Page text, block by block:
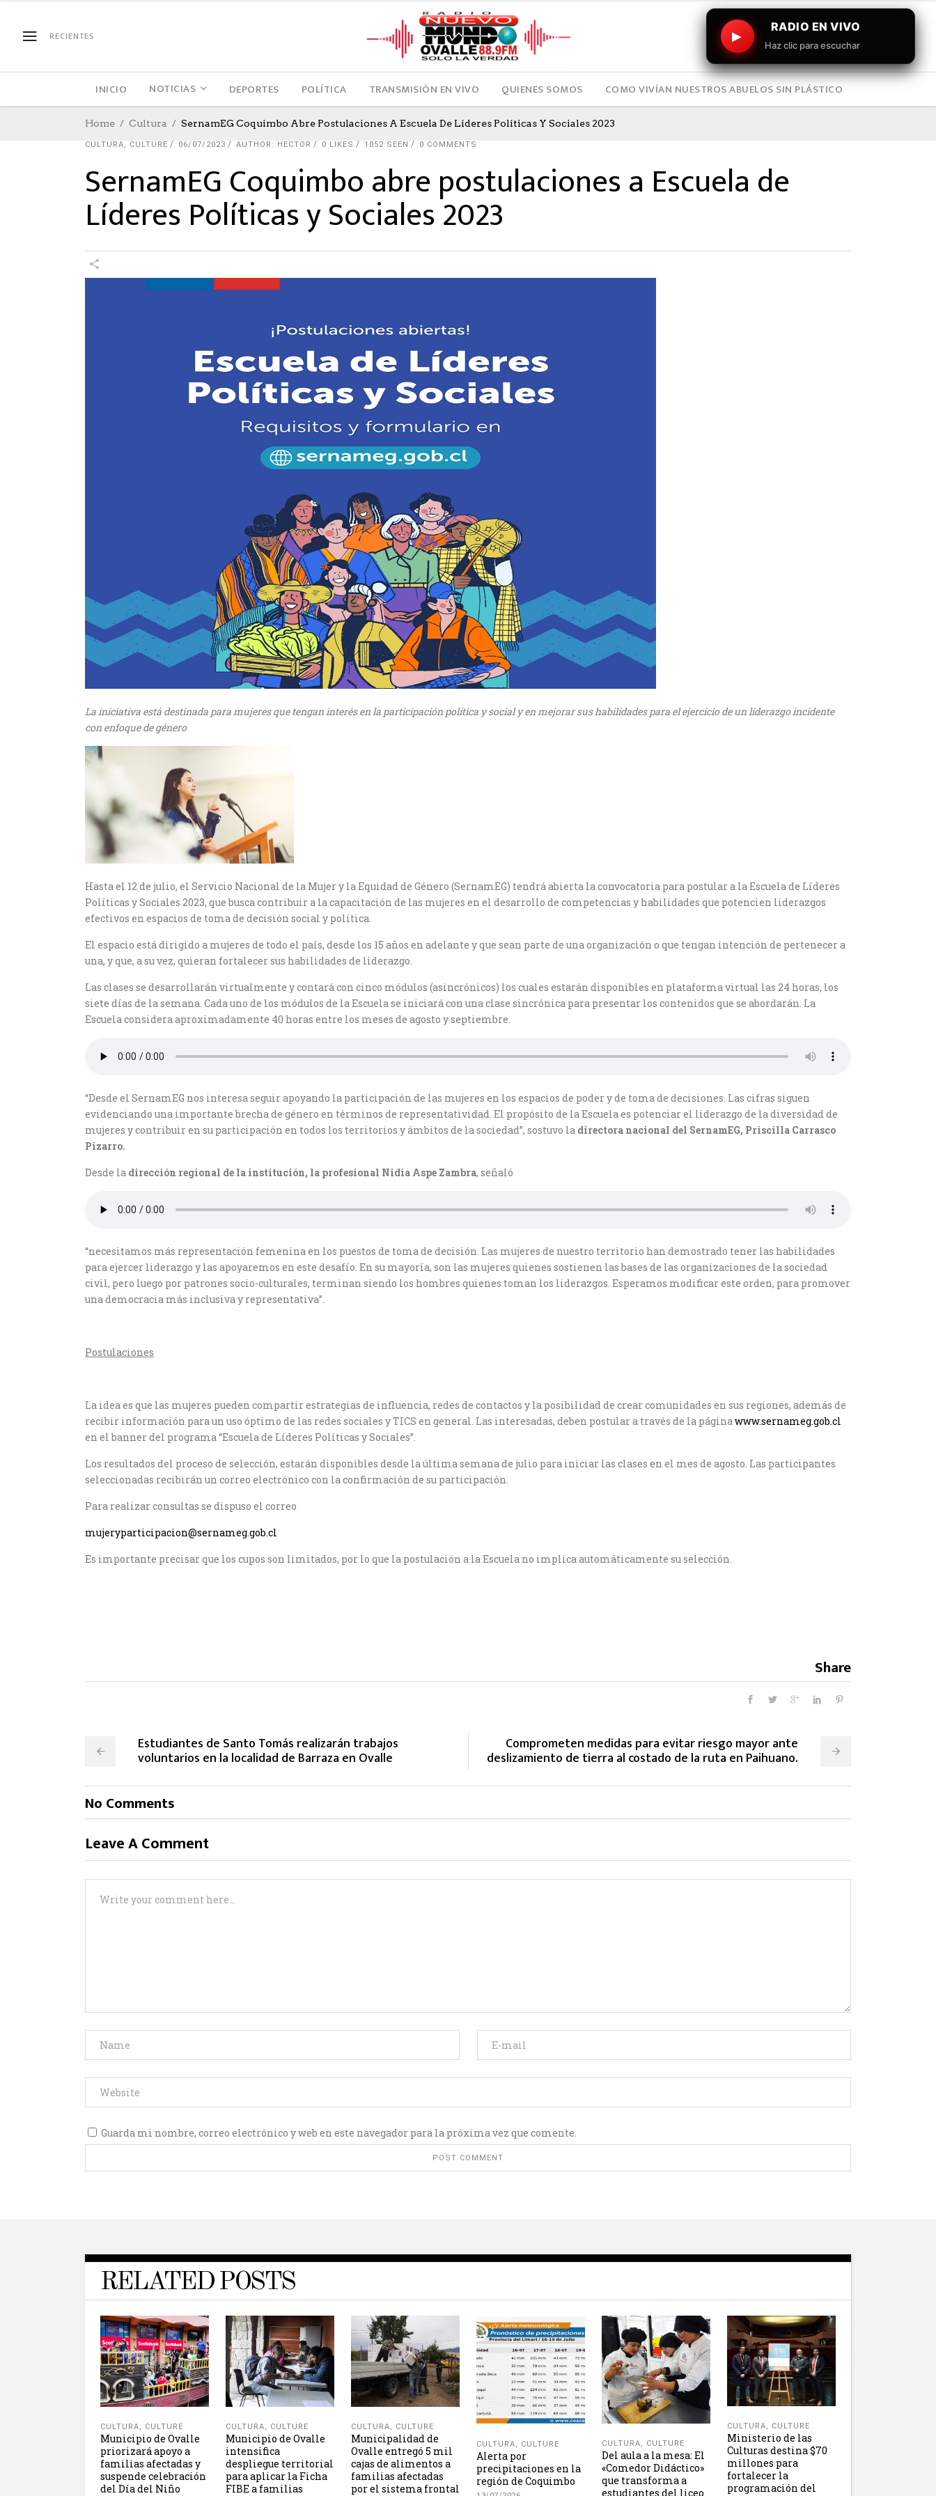
RECIENTES ▶
RADIO EN VIVO
Haz clic para escuchar
INICIO NOTICIAS DEPORTES POLÍTICA TRANSMISIÓN EN VIVO QUIENES SOMOS COMO VIVÍAN NUESTROS ABUELOS SIN PLÁSTICO
Home Cultura SernamEG Coquimbo Abre Postulaciones A Escuela De Líderes Políticas Y Sociales 2023
CULTURA, CULTURE 06/07/2023 AUTHOR: HECTOR 0 LIKES 1052 SEEN 0 COMMENTS
SernamEG Coquimbo abre postulaciones a Escuela de
Líderes Políticas y Sociales 2023
La iniciativa está destinada para mujeres que tengan interésen la participación política y social y en mejorar sus habilidades para el ejercicio de un liderazgo incidente
con enfoque de género
Hasta el 12 de julio, el Servicio Nacional de la Mujer y la Equidad de Género (SernamEG) tendrá abierta la convocatoria para postular a la Escuela de Líderes
Políticas y Sociales 2023, que busca contribuir a la capacitación de las mujeres en el desarrollo de competencias y habilidades que potencien liderazgos
efectivos en espacios de toma de decisión social y política.
El espacio está dirigido a mujeres de todo el país, desde los 15 años en adelante y que sean parte de una organización o que tengan intención de pertenecer a
una, y que, a su vez, quieran fortalecer sus habilidades de liderazgo.
Las clases se desarrollarán virtualmente y contará con cinco módulos (asincrónicos) los cuales estarán disponibles en plataforma virtual las 24 horas, los
siete días de la semana. Cada uno de los módulos de la Escuela se iniciará con una clase sincrónica para presentar los contenidos que se abordarán. La
Escuela considera aproximadamente 40 horas entre los meses de agosto y septiembre.
“Desde el SernamEG nos interesa seguir apoyando la participación de las mujeres en los espacios de poder y de toma de decisiones. Las cifras siguen
evidenciando una importante brecha de género en términos de representatividad. El propósito de la Escuela es potenciar el liderazgo de la diversidad de
mujeres y contribuir en su participación en todos los territorios y ámbitos de la sociedad”, sostuvo la directora nacional del SernamEG, Priscilla Carrasco
Pizarro.
Desde la dirección regional de la institución, la profesional Nidia Aspe Zambra, señaló
“necesitamos más representación femenina en los puestos de toma de decisión. Las mujeres de nuestro territorio han demostrado tener las habilidades
para ejercer liderazgo y las apoyaremos en este desafío. En su mayoría, son las mujeres quienes sostienen las bases de las organizaciones de la sociedad
civil, pero luego por patrones socio-culturales, terminan siendo los hombres quienes toman los liderazgos. Esperamos modificar este orden, para promover
una democracia más inclusiva y representativa”.
Postulaciones
La idea es que las mujeres pueden compartir estrategias de influencia, redes de contactos y la posibilidad de crear comunidades en sus regiones, además de
recibir información para un uso óptimo de las redes sociales y TICS en general. Las interesadas, deben postular a través de la páginawww.sernameg.gob.cl
en el banner del programa “Escuela de Líderes Políticas y Sociales”.
Los resultados del proceso de selección, estarán disponibles desde la última semana de julio para iniciar las clases en el mes de agosto. Las participantes
seleccionadas recibirán un correo electrónico con la confirmación de su participación.
Para realizar consultas se dispuso el correo
mujeryparticipacion@sernameg.gob.cl
Es importante precisar que los cupos son limitados, por lo que la postulación a la Escuela no implica automáticamente su selección.
Share
Estudiantes de Santo Tomás realizarán trabajos
voluntarios en la localidad de Barraza en Ovalle
Comprometen medidas para evitar riesgo mayor ante
deslizamiento de tierra al costado de la ruta en Paihuano.
No Comments
Leave A Comment
Guarda mi nombre, correo electrónico y web en este navegador para la próxima vez que comente.
RELATED POSTS
CULTURA, CULTURE
Municipio de Ovalle
priorizará apoyo a
familias afectadas y
suspende celebración
del Día del Niño
CULTURA, CULTURE
Municipio de Ovalle
intensifica
despliegue territorial
para aplicar la Ficha
FIBE a familias
CULTURA, CULTURE
Municipalidad de
Ovalle entregó 5 mil
cajas de alimentos a
familias afectadas
por el sistema frontal
CULTURA, CULTURE
Alerta por
precipitaciones en la
región de Coquimbo
CULTURA, CULTURE
Del aula a la mesa: El
«Comedor Didáctico»
que transforma a
estudiantes del liceo
CULTURA, CULTURE
Ministerio de las
Culturas destina $70
millones para
fortalecer la
programación del